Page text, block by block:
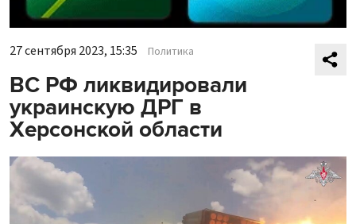
27 сентября 2023, 15:35 Политика
ВС РФ ликвидировали
украинскую ДРГ в
Херсонской области